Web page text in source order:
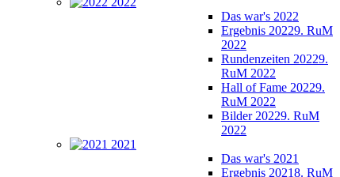
Das war's 2022
Ergebnis 20229. RuM
2022
Rundenzeiten 20229.
RuM 2022
Hall of Fame 20229.
RuM 2022
Bilder 20229. RuM
2022
2021
Das war's 2021
Ergebnis 20218. RuM